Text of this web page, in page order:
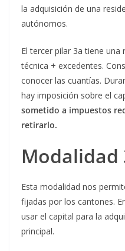
la adquisición de una
autónomos.
El tercer pilar 3a tiene
técnica + excedentes.
conocer las cuantías.
hay imposición sobre el
sometido a impuestos
retirarlo.
Modalidad
Esta modalidad nos
fijadas por los cantones.
usar el capital para la
principal.